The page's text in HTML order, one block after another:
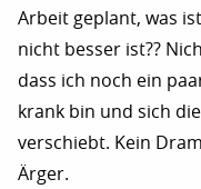
Arbeit geplant, was
nicht besser ist??
dass ich noch ein
krank bin und sich
verschiebt. Kein
Ärger.